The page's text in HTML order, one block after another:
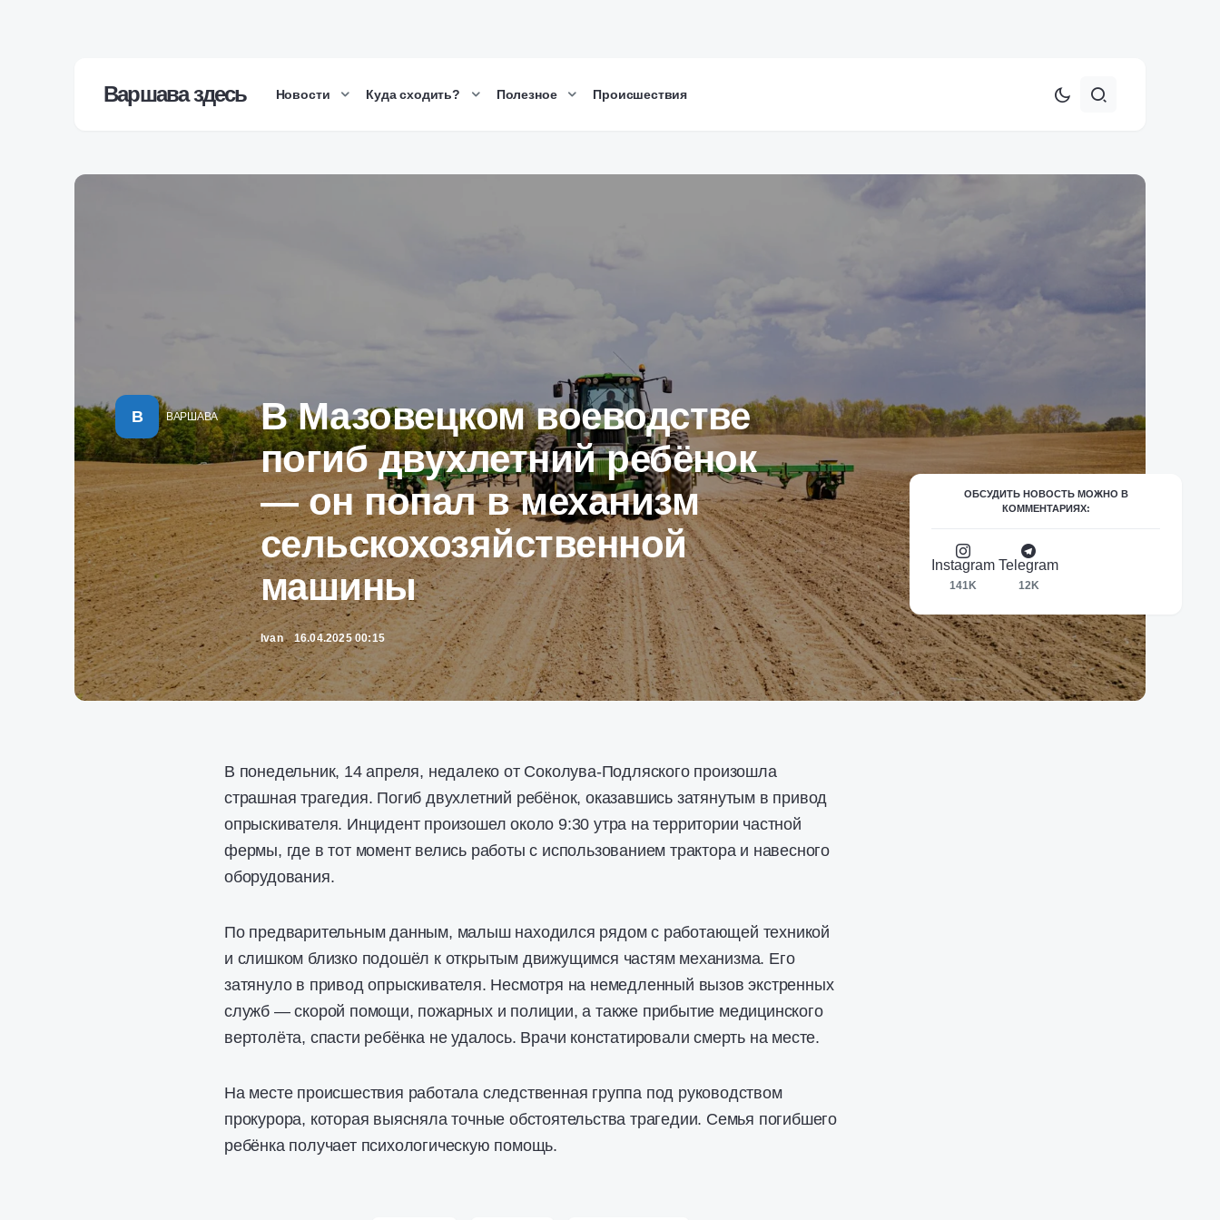
Варшава здесь Новости Куда сходить? Полезное Происшествия
В ВАРШАВА
В Мазовецком воеводстве
погиб двухлетний ребёнок
— он попал в механизм
сельскохозяйственной
машины
Ivan 16.04.2025 00:15
В понедельник, 14 апреля, недалеко от Соколува-Подляского произошла
страшная трагедия. Погиб двухлетний ребёнок, оказавшись затянутым в привод
опрыскивателя. Инцидент произошел около 9:30 утра на территории частной
фермы, где в тот момент велись работы с использованием трактора и навесного
оборудования.
По предварительным данным, малыш находился рядом с работающей техникой
и слишком близко подошёл к открытым движущимся частям механизма. Его
затянуло в привод опрыскивателя. Несмотря на немедленный вызов экстренных
служб — скорой помощи, пожарных и полиции, а также прибытие медицинского
вертолёта, спасти ребёнка не удалось. Врачи констатировали смерть на месте.
На месте происшествия работала следственная группа под руководством
прокурора, которая выясняла точные обстоятельства трагедии. Семья погибшего
ребёнка получает психологическую помощь.
ОБСУДИТЬ НОВОСТЬ МОЖНО В
КОММЕНТАРИЯХ:
Instagram
141K
Telegram
12K